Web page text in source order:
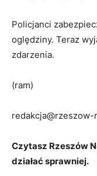
Policjanci
oględziny. Teraz
zdarzenia.
(ram)
redakcja@rzeszow-
Czytasz Rzeszów
działać sprawniej.